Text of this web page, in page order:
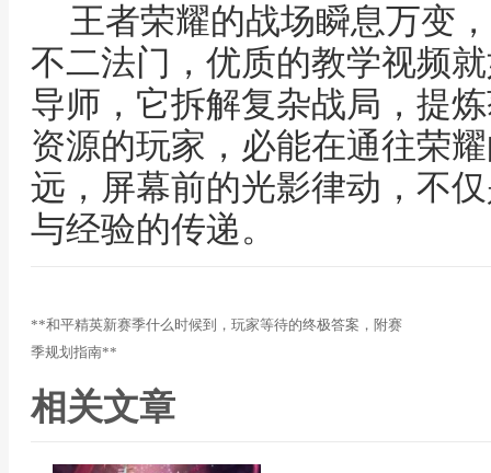
王者荣耀的战场瞬息万变
不二法门，优质的教学视频
导师，它拆解复杂战局，提
资源的玩家，必能在通往荣
远，屏幕前的光影律动，不
与经验的传递。
**和平精英新赛季什么时候到，玩家等待的终极答案，附赛
季规划指南**
相关文章